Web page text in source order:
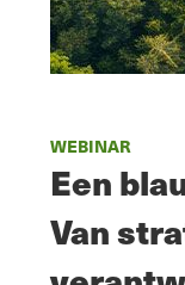
WEBINAR
Een
Van